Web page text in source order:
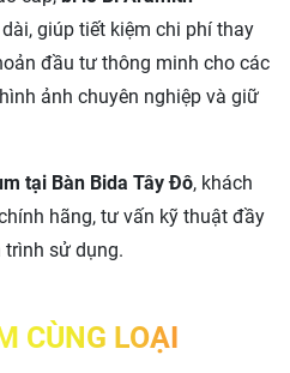
giúp tiết kiệm chi phí thay
đầu tư thông minh cho các
ảnh chuyên nghiệp và giữ
tại Bàn Bida Tây Đô, khách
hãng, tư vấn kỹ thuật đầy
sử dụng.
CÙNG LOẠI